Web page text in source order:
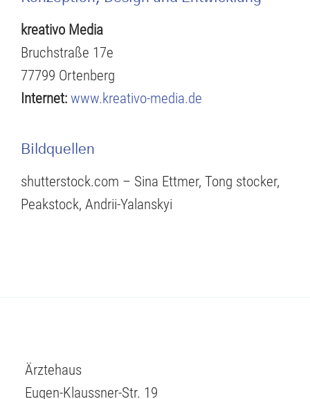
kreativo Media
Bruchstraße 17e
77799 Ortenberg
Internet: www.kreativo-media.de
Bildquellen
shutterstock.com – Sina Ettmer, Tong stocker,
Peakstock, Andrii-Yalanskyi
Ärztehaus
Eugen-Klaussner-Str. 19